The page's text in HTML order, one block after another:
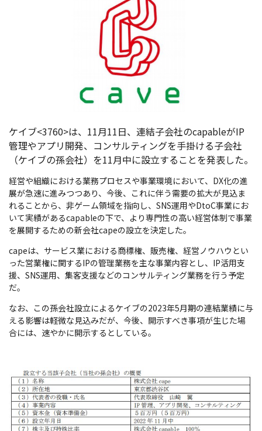
ケイブ<3760>は、11月11日、連結子会社のcapableがIP
管理やアプリ開発、コンサルティングを手掛ける子会社
（ケイブの孫会社）を11月中に設立することを発表した。
経営や組織における業務プロセスや事業環境において、DX化の進
展が急速に進みつつあり、今後、これに伴う需要の拡大が見込ま
れることから、非ゲーム領域を指向し、SNS運用やDtoC事業にお
いて実績があるcapableの下で、より専門性の高い経営体制で事業
を展開するための新会社capeの設立を決定した。
capeは、サービス業における商標権、販売権、経営ノウハウとい
った営業権に関するIPの管理業務を主な事業内容とし、IP活用支
援、SNS運用、集客支援などのコンサルティング業務を行う予定
だ。
なお、この孫会社設立によるケイブの2023年5月期の連結業績に与
える影響は軽微な見込みだが、今後、開示すべき事項が生じた場
合には、速やかに開示するとしている。